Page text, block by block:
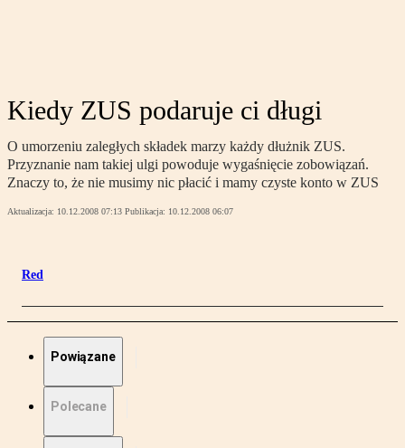
Kiedy ZUS podaruje ci długi
O umorzeniu zaległych składek marzy każdy dłużnik ZUS.
Przyznanie nam takiej ulgi powoduje wygaśnięcie zobowiązań.
Znaczy to, że nie musimy nic płacić i mamy czyste konto w ZUS
Aktualizacja: 10.12.2008 07:13 Publikacja: 10.12.2008 06:07
Red
Powiązane
Polecane